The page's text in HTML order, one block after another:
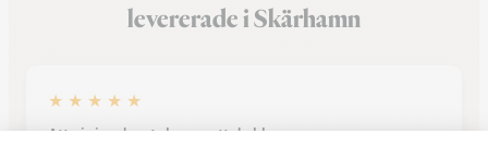
levererade i Skärhamn
★ ★ ★ ★ ★
Att ni ringde o tala om att de blommor…